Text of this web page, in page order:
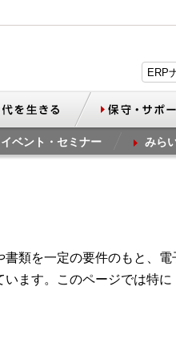
イベント・セミナー みら
類を一定の要件のもと、電
ます。このページでは特